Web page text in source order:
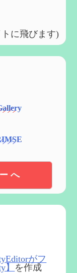
に飛びます)
へ
がフ
を作成